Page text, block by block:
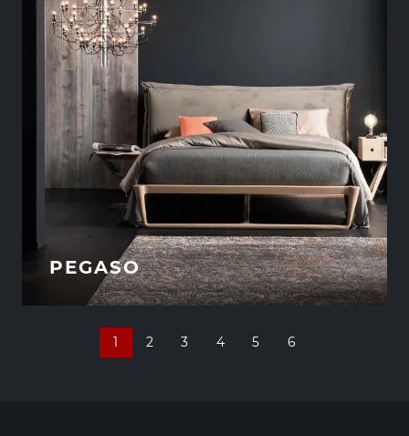
PEGASO
1 2 3 4 5 6